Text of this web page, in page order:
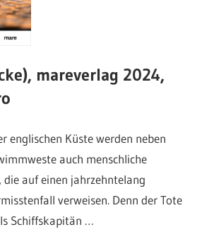
mareverlag 2024,
englischen Küste werden neben
auch menschliche
die auf einen jahrzehntelang
verweisen. Denn der Tote
Schiffskapitän …